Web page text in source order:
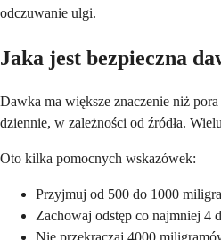
odczuwanie ulgi.
Jaka jest bezpieczna
Dawka ma większe znaczenie niż
dziennie, w zależności od źródła.
Oto kilka pomocnych wskazówek:
Przyjmuj od 500 do 1000
Zachowaj odstęp co najmniej 4